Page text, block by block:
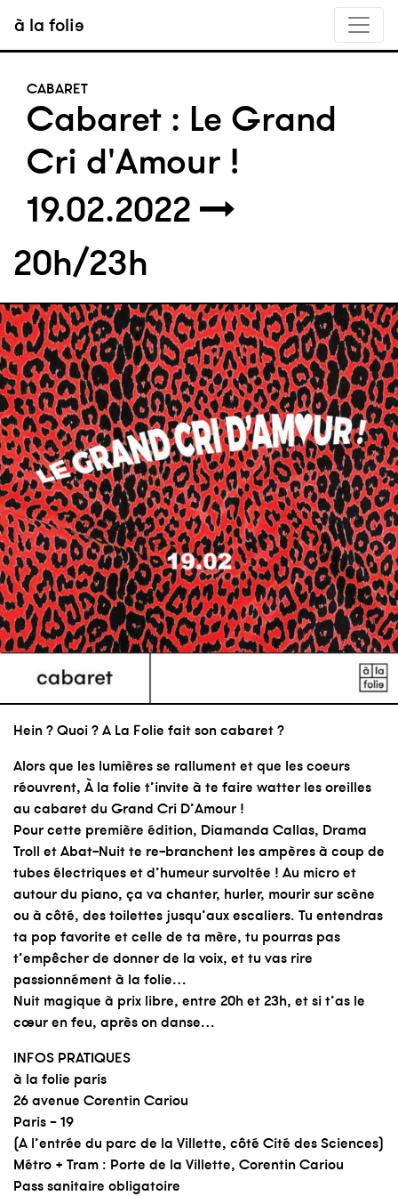
à la folie
Cabaret : Le Grand
Cri d'Amour !
CABARET
19.02.2022
20h/23h
Hein ? Quoi ? A La Folie fait son cabaret ?
Alors que les lumières se rallument et que les coeurs
réouvrent, À la folie t’invite à te faire watter les oreilles
au cabaret du Grand Cri D’Amour !
Pour cette première édition, Diamanda Callas, Drama
Troll et Abat-Nuit te re-branchent les ampères à coup de
tubes électriques et d’humeur survoltée ! Au micro et
autour du piano, ça va chanter, hurler, mourir sur scène
ou à côté, des toilettes jusqu’aux escaliers. Tu entendras
ta pop favorite et celle de ta mère, tu pourras pas
t’empêcher de donner de la voix, et tu vas rire
passionnément à la folie…
Nuit magique à prix libre, entre 20h et 23h, et si t’as le
cœur en feu, après on danse…
INFOS PRATIQUES
à la folie paris
26 avenue Corentin Cariou
Paris – 19
(A l’entrée du parc de la Villette, côté Cité des Sciences)
Métro + Tram : Porte de la Villette, Corentin Cariou
Pass sanitaire obligatoire